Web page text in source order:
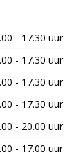
- 17.30 uur
- 17.30 uur
- 17.30 uur
- 17.30 uur
- 20.00 uur
- 17.00 uur